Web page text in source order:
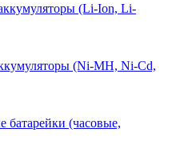
(Li-Ion, Li-
(Ni-MH, Ni-Cd,
батарейки (часовые,